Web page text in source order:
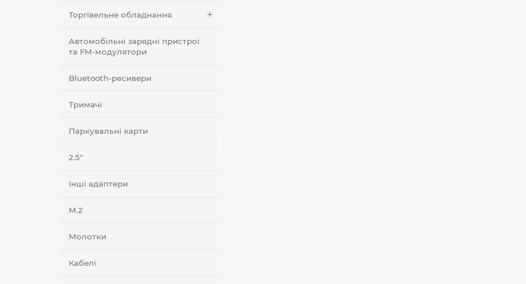
Торгівельне обладнання
Автомобільні зарядні пристрої
та FM-модулятори
Bluetooth-ресивери
Тримачі
Паркувальні карти
2.5"
Інші адаптери
M.2
Молотки
Кабелі